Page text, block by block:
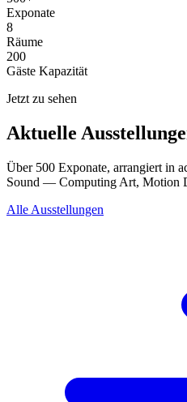
Exponate
8
Räume
200
Gäste Kapazität
Jetzt zu sehen
Aktuelle
Über 500 Exponate, arrangiert in
Sound — Computing Art, Motion
Alle Ausstellungen